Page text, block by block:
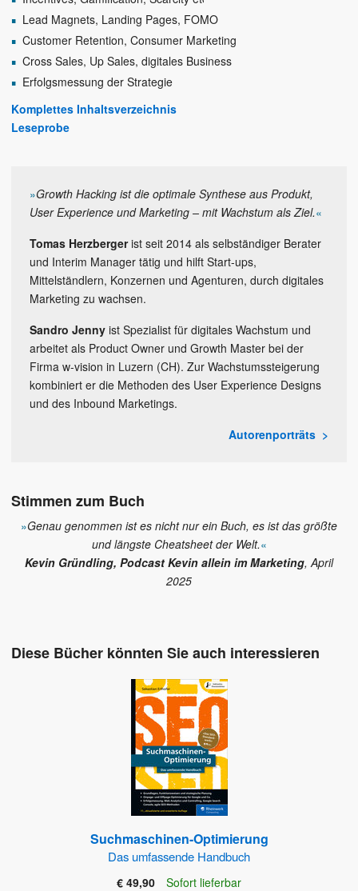
Lead Magnets, Landing Pages, FOMO
Customer Retention, Consumer Marketing
Cross Sales, Up Sales, digitales Business
Erfolgsmessung der Strategie
Komplettes Inhaltsverzeichnis
Leseprobe
»Growth Hacking ist die optimale Synthese aus Produkt,
User Experience und Marketing – mit Wachstum als Ziel.«
Tomas Herzbergerist seit 2014 als selbständiger Berater
und Interim Manager tätig und hilft Start-ups,
Mittelständlern, Konzernen und Agenturen, durch digitales
Marketing zu wachsen.
Sandro Jenny ist Spezialist für digitales Wachstum und
arbeitet als Product Owner und Growth Master bei der
Firma w-vision in Luzern (CH). Zur Wachstumssteigerung
kombiniert er die Methoden des User Experience Designs
und des Inbound Marketings.
Autorenporträts
Stimmen zum Buch
»Genau genommen ist es nicht nur ein Buch, es ist das größte
und längste Cheatsheet der Welt.«
Kevin Gründling, Podcast Kevin allein im Marketing, April
2025
Diese Bücher könnten Sie auch interessieren
Suchmaschinen-Optimierung
Das umfassende Handbuch
€ 49,90
Sofort lieferbar